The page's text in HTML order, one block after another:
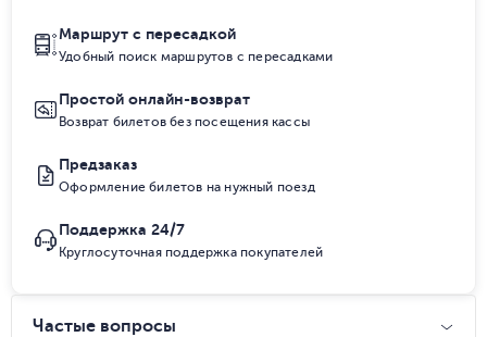
Маршрут с пересадкой
Удобный поиск маршрутов с пересадками
Простой онлайн-возврат
Возврат билетов без посещения кассы
Предзаказ
Оформление билетов на нужный поезд
Поддержка 24/7
Круглосуточная поддержка покупателей
Частые вопросы